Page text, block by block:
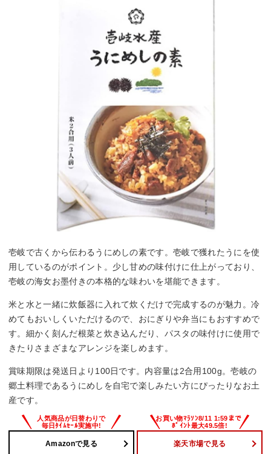
壱岐で古くから伝わるうにめしの素です。壱岐で獲れたうにを使
用しているのがポイント。少し甘めの味付けに仕上がっており、
壱岐の海女お墨付きの本格的な味わいを堪能できます。
米と水と一緒に炊飯器に入れて炊くだけで完成するのが魅力。冷
めてもおいしくいただけるので、おにぎりや弁当にもおすすめで
す。細かく刻んだ根菜と炊き込んだり、パスタの味付けに使用で
きたりさまざまなアレンジを楽しめます。
賞味期限は発送日より100日です。内容量は2合用100g。壱岐の
郷土料理であるうにめしを自宅で楽しみたい方にぴったりなお土
産です。
Amazonで見る 楽天市場で見る